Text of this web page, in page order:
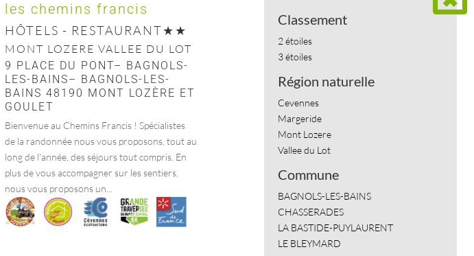
les chemins francis
HÔTELS - RESTAURANT
MONT LOZERE VALLEE DU LOT
9 PLACE DU PONT– BAGNOLS-
LES-BAINS– BAGNOLS-LES-
BAINS 48190 MONT LOZÈRE ET
GOULET
Bienvenue au Chemins Francis ! Spécialistes
de la randonnée nous vous proposons, tout au
long de l'année, des séjours tout compris. En
plus de vous accompagner sur les sentiers,
nous vous proposons un...
Classement
2 étoiles
3 étoiles
Région naturelle
Cevennes
Margeride
Mont Lozere
Vallee du Lot
Commune
BAGNOLS-LES-BAINS
CHASSERADES
LA BASTIDE-PUYLAURENT
LE BLEYMARD